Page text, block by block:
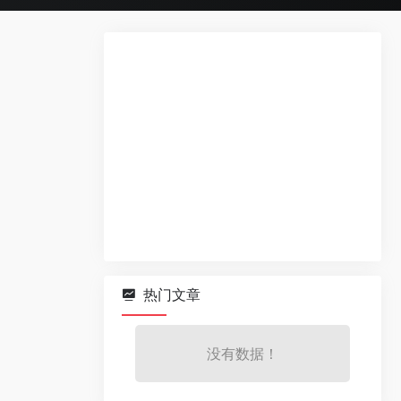
热门文章
没有数据！